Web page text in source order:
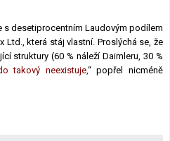
s desetiprocentním Laudovým podílem
Ltd., která stáj vlastní. Proslýchá se, že
struktury (60 % náleží Daimleru, 30 %
takový neexistuje,“ popřel nicméně